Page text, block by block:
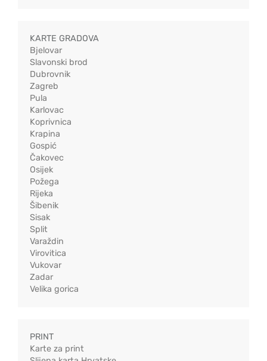
KARTE GRADOVA
Bjelovar
Slavonski brod
Dubrovnik
Zagreb
Pula
Karlovac
Koprivnica
Krapina
Gospić
Čakovec
Osijek
Požega
Rijeka
Šibenik
Sisak
Split
Varaždin
Virovitica
Vukovar
Zadar
Velika gorica
PRINT
Karte za print